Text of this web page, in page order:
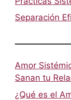
Separación
Amor
Sanan tu
¿Qué es el